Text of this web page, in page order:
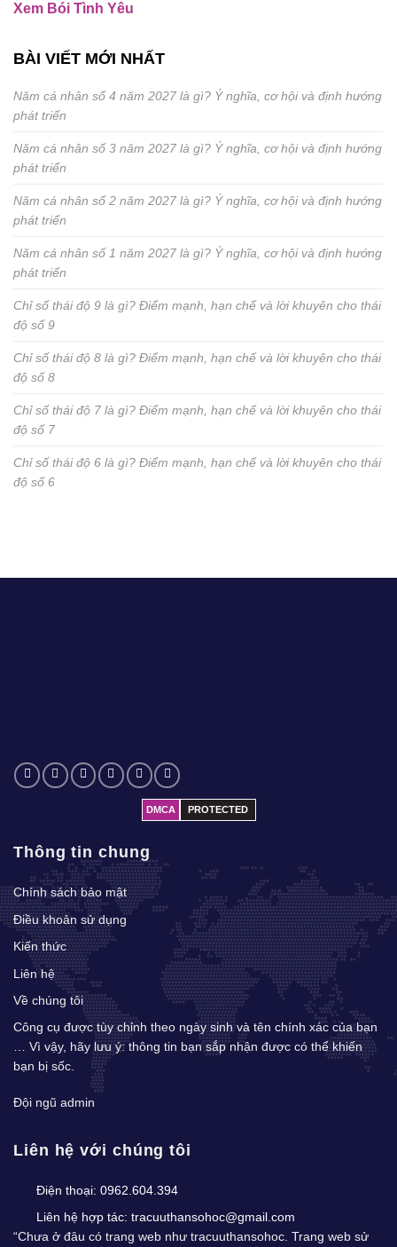
Xem Bói Tình Yêu
BÀI VIẾT MỚI NHẤT
Năm cá nhân số 4 năm 2027 là gì? Ý nghĩa, cơ hội và định hướng
phát triển
Năm cá nhân số 3 năm 2027 là gì? Ý nghĩa, cơ hội và định hướng
phát triển
Năm cá nhân số 2 năm 2027 là gì? Ý nghĩa, cơ hội và định hướng
phát triển
Năm cá nhân số 1 năm 2027 là gì? Ý nghĩa, cơ hội và định hướng
phát triển
Chỉ số thái độ 9 là gì? Điểm mạnh, hạn chế và lời khuyên cho thái
độ số 9
Chỉ số thái độ 8 là gì? Điểm mạnh, hạn chế và lời khuyên cho thái
độ số 8
Chỉ số thái độ 7 là gì? Điểm mạnh, hạn chế và lời khuyên cho thái
độ số 7
Chỉ số thái độ 6 là gì? Điểm mạnh, hạn chế và lời khuyên cho thái
độ số 6
DMCA PROTECTED
Thông tin chung
Chính sách bảo mật
Điều khoản sử dụng
Kiến thức
Liên hệ
Về chúng tôi
Công cụ được tùy chỉnh theo ngày sinh và tên chính xác của bạn
… Vì vậy, hãy lưu ý: thông tin bạn sắp nhận được có thể khiến
bạn bị sốc.
Đội ngũ admin
Liên hệ với chúng tôi
Điện thoại: 0962.604.394
Liên hệ hợp tác: tracuuthansohoc@gmail.com
“Chưa ở đâu có trang web như tracuuthansohoc. Trang web sử